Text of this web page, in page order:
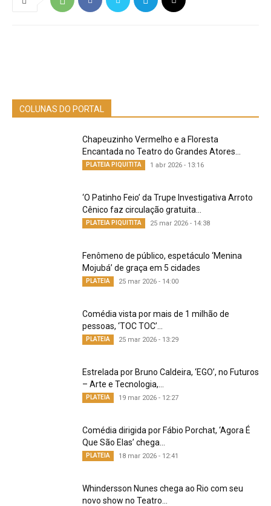
COLUNAS DO PORTAL
Chapeuzinho Vermelho e a Floresta
Encantada no Teatro do Grandes Atores...
PLATEIA PIQUITITA 1 abr 2026 - 13:16
‘O Patinho Feio’ da Trupe Investigativa Arroto
Cênico faz circulação gratuita...
PLATEIA PIQUITITA 25 mar 2026 - 14:38
Fenômeno de público, espetáculo ‘Menina
Mojubá’ de graça em 5 cidades
PLATEIA 25 mar 2026 - 14:00
Comédia vista por mais de 1 milhão de
pessoas, ‘TOC TOC’...
PLATEIA 25 mar 2026 - 13:29
Estrelada por Bruno Caldeira, ‘EGO’, no Futuros
– Arte e Tecnologia,...
PLATEIA 19 mar 2026 - 12:27
Comédia dirigida por Fábio Porchat, ‘Agora É
Que São Elas’ chega...
PLATEIA 18 mar 2026 - 12:41
Whindersson Nunes chega ao Rio com seu
novo show no Teatro...